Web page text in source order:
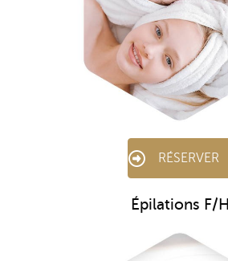
RÉSERVER
Épilations F/H